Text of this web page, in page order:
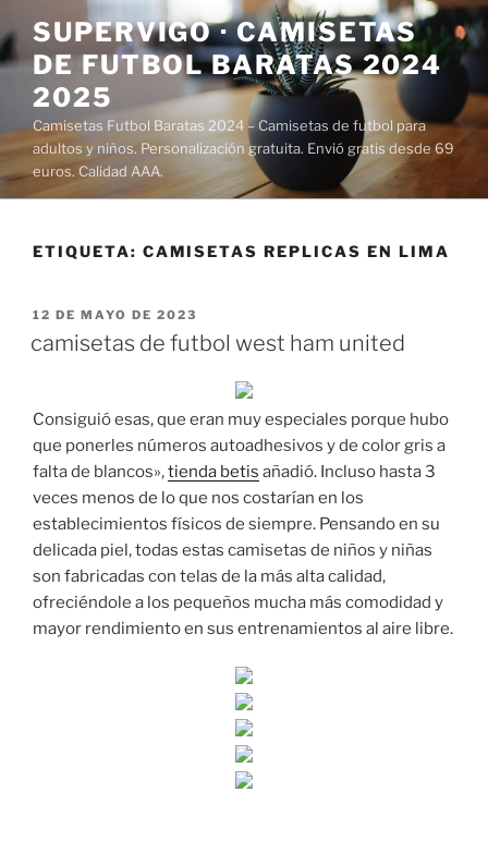
al
contenido
SUPERVIGO · CAMISETAS
DE FUTBOL BARATAS 2024
2025
Camisetas Futbol Baratas 2024 – Camisetas de futbol para
adultos y niños. Personalización gratuita. Envió gratis desde 69
euros. Calidad AAA.
ETIQUETA: CAMISETAS REPLICAS EN LIMA
PUBLICADO
12 DE MAYO DE 2023
camisetas de futbol west ham united
Consiguió esas, que eran muy especiales porque hubo
que ponerles números autoadhesivos y de color gris a
falta de blancos»,tienda betis añadió. Incluso hasta 3
veces menos de lo que nos costarían en los
establecimientos físicos de siempre. Pensando en su
delicada piel, todas estas camisetas de niños y niñas
son fabricadas con telas de la más alta calidad,
ofreciéndole a los pequeños mucha más comodidad y
mayor rendimiento en sus entrenamientos al aire libre.